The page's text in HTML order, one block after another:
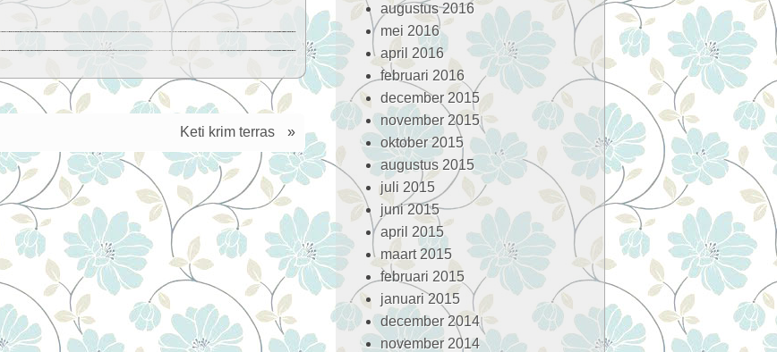
Keti krim terras »
augustus 2016
mei 2016
april 2016
februari 2016
december 2015
november 2015
oktober 2015
augustus 2015
juli 2015
juni 2015
april 2015
maart 2015
februari 2015
januari 2015
december 2014
november 2014